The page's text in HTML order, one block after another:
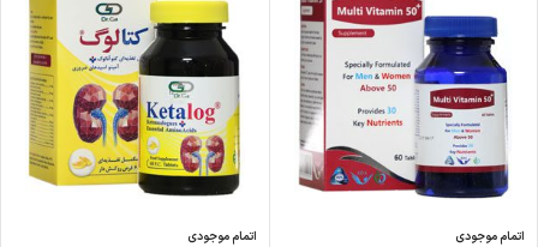
اتمام موجودی اتمام موجودی